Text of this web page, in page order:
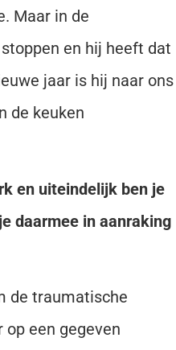
Maar in de
en hij heeft dat
jaar is hij naar ons
de keuken
en uiteindelijk ben je
daarmee in aanraking
de traumatische
op een gegeven